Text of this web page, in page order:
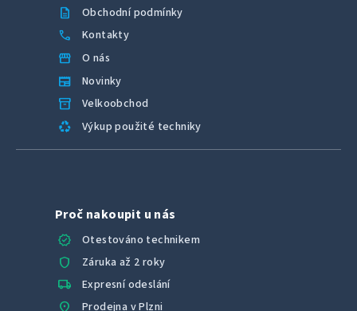
description Obchodní podmínky
call Kontakty
storefront O nás
newspaper Novinky
inventory_2 Velkoobchod
recycling Výkup použité techniky
Proč nakoupit u nás
verified
Otestováno technikem
shield Záruka až 2 roky
local_shipping Expresní odeslání
location_on Prodejna v Plzni